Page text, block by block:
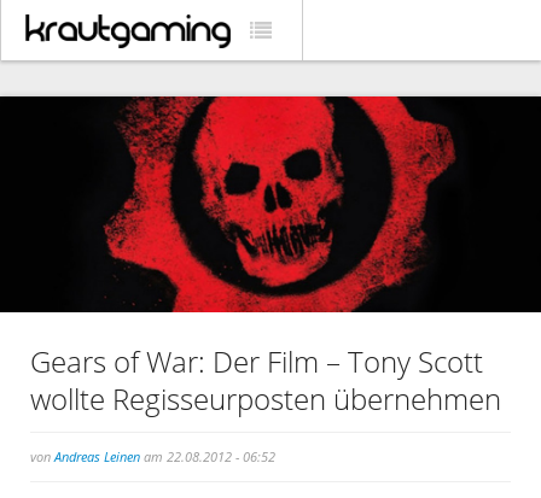
Gears of War: Der Film – Tony Scott
wollte Regisseurposten übernehmen
vonAndreas Leinen am 22.08.2012 - 06:52